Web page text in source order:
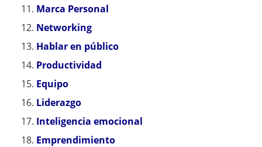
Marca Personal
Networking
Hablar en público
Productividad
Equipo
Liderazgo
Inteligencia emocional
Emprendimiento